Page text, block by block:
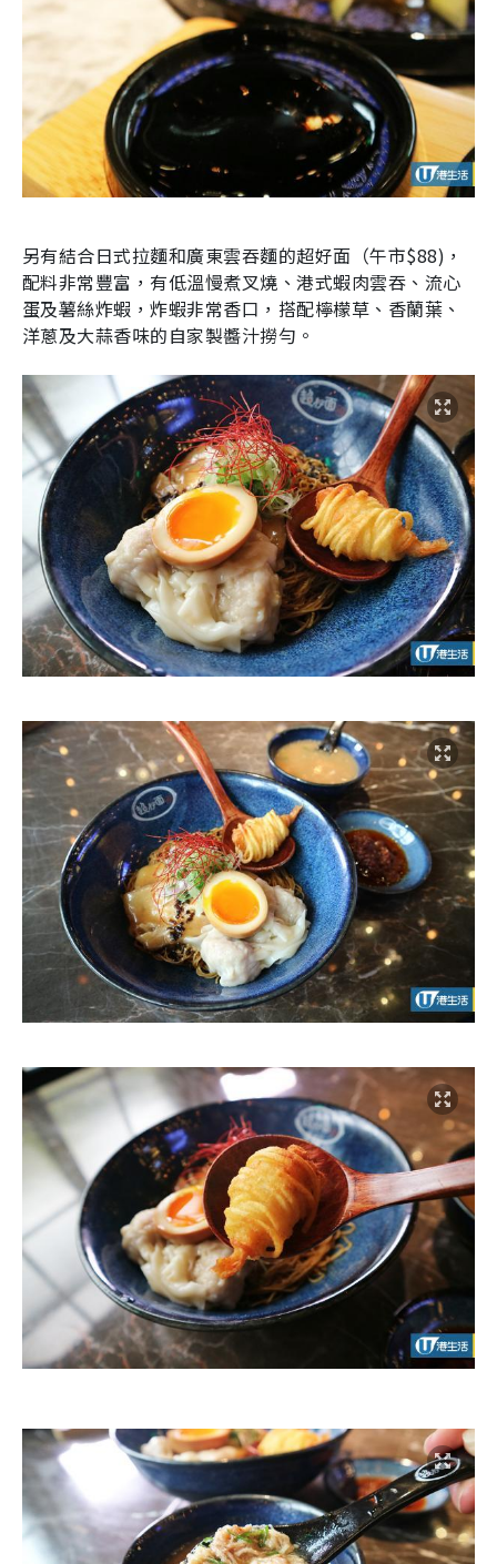
另有結合日式拉麵和廣東雲吞麵的超好面（午市$88)，
配料非常豐富，有低溫慢煮叉燒、港式蝦肉雲吞、流心
蛋及薯絲炸蝦，炸蝦非常香口，搭配檸檬草、香蘭葉、
洋蔥及大蒜香味的自家製醬汁撈勻。